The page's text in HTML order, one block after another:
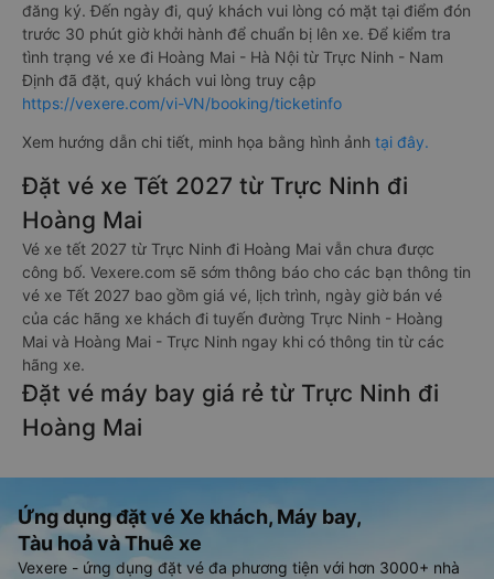
đăng ký. Đến ngày đi, quý khách vui lòng có mặt tại điểm đón
trước 30 phút giờ khởi hành để chuẩn bị lên xe. Để kiểm tra
tình trạng vé xe đi Hoàng Mai - Hà Nội từ Trực Ninh - Nam
Định đã đặt, quý khách vui lòng truy cập
https://vexere.com/vi-VN/booking/ticketinfo
Xem hướng dẫn chi tiết, minh họa bằng hình ảnh tại đây.
Đặt vé xe Tết 2027 từ Trực Ninh đi
Hoàng Mai
Vé xe tết 2027 từ Trực Ninh đi Hoàng Mai vẫn chưa được
công bố. Vexere.com sẽ sớm thông báo cho các bạn thông tin
vé xe Tết 2027 bao gồm giá vé, lịch trình, ngày giờ bán vé
của các hãng xe khách đi tuyến đường Trực Ninh - Hoàng
Mai và Hoàng Mai - Trực Ninh ngay khi có thông tin từ các
hãng xe.
Đặt vé máy bay giá rẻ từ Trực Ninh đi
Hoàng Mai
Ứng dụng đặt vé Xe khách, Máy bay,
Tàu hoả và Thuê xe
Vexere - ứng dụng đặt vé đa phương tiện với hơn 3000+ nhà